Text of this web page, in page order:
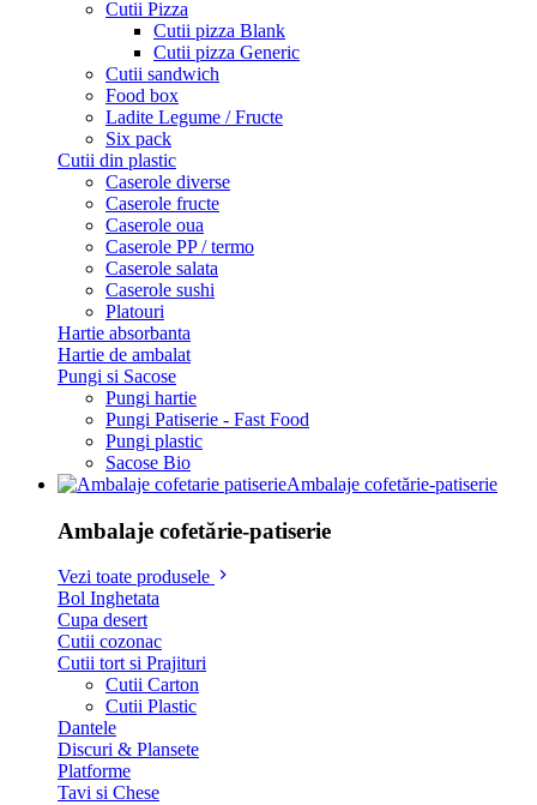
Cutii Pizza
Cutii pizza Blank
Cutii pizza Generic
Cutii sandwich
Food box
Ladite Legume / Fructe
Six pack
Cutii din plastic
Caserole diverse
Caserole fructe
Caserole oua
Caserole PP / termo
Caserole salata
Caserole sushi
Platouri
Hartie absorbanta
Hartie de ambalat
Pungi si Sacose
Pungi hartie
Pungi Patiserie - Fast Food
Pungi plastic
Sacose Bio
Ambalaje cofetărie-patiserie
Ambalaje cofetărie-patiserie
Vezi toate produsele
Bol Inghetata
Cupa desert
Cutii cozonac
Cutii tort si Prajituri
Cutii Carton
Cutii Plastic
Dantele
Discuri & Plansete
Platforme
Tavi si Chese